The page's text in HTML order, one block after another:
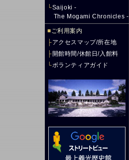
└Saijoki -
The Mogami Chronicles -
■ご利用案内
├アクセスマップ/所在地
├開館時間/休館日/入館料
└ボランティアガイド